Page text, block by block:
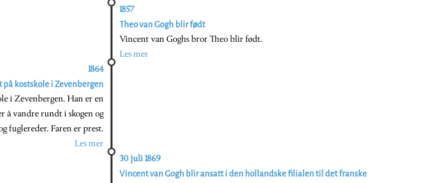
1857
Theo van Gogh blir født
Vincent van Goghs bror Theo blir født.
Les mer
1864
kostskole i Zevenbergen
i Zevenbergen. Han er en
å vandre rundt i skogen og
fuglereder. Faren er prest.
Les mer
30 juli 1869
Vincent van Gogh blir ansatt i den hollandske filialen til det franske